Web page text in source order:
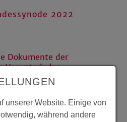
2022
Dokumente der
Herunterladen
unserer Website. Einige von
während andere